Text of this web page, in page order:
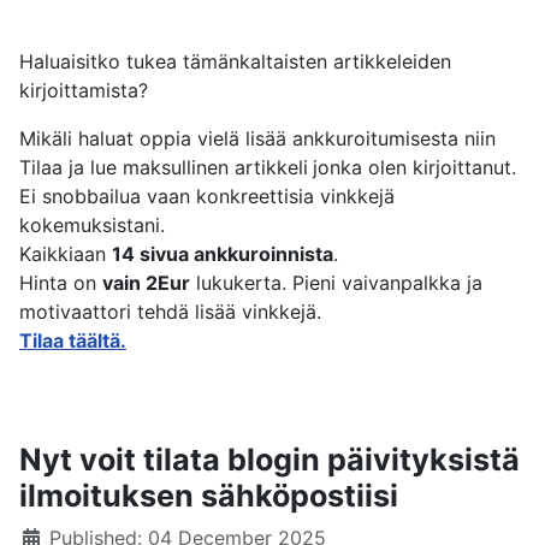
Haluaisitko tukea tämänkaltaisten artikkeleiden
kirjoittamista?
Mikäli haluat oppia vielä lisää ankkuroitumisesta niin
Tilaa ja lue maksullinen artikkeli jonka olen kirjoittanut.
Ei snobbailua vaan konkreettisia vinkkejä
kokemuksistani.
Kaikkiaan 14 sivua ankkuroinnista.
Hinta on vain 2Eur lukukerta. Pieni vaivanpalkka ja
motivaattori tehdä lisää vinkkejä.
Tilaa täältä.
Nyt voit tilata blogin päivityksistä
ilmoituksen sähköpostiisi
DetailsPublished: 04 December 2025